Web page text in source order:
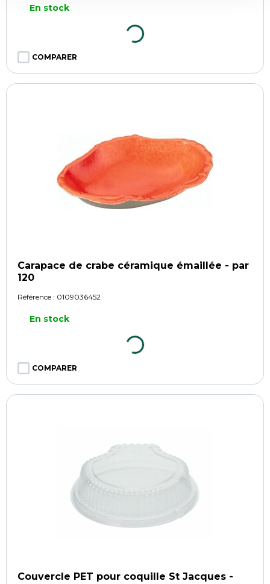
En stock
COMPARER
Carapace de crabe céramique émaillée - par
120
Référence : 0109036452
En stock
COMPARER
Couvercle PET pour coquille St Jacques -